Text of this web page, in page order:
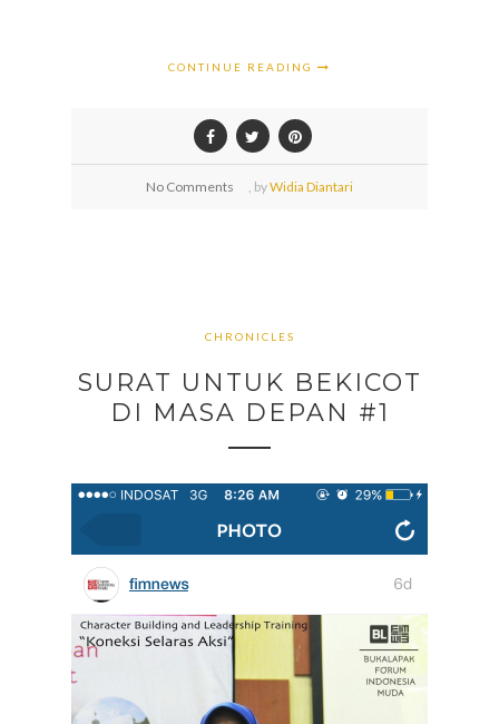
CONTINUE READING
No Comments , byWidia Diantari
CHRONICLES
SURAT UNTUK BEKICOT
DI MASA DEPAN #1